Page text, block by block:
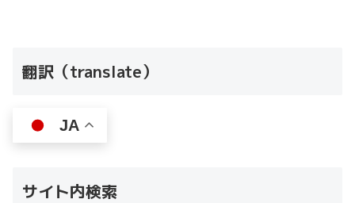
翻訳（translate）
JA
サイト内検索